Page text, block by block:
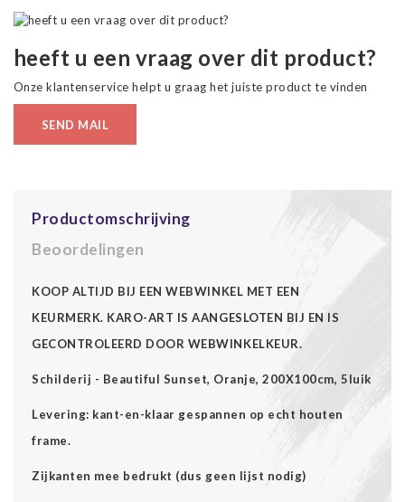
heeft u een vraag over dit product?
Onze klantenservice helpt u graag het juiste product te vinden
SEND MAIL
Productomschrijving
Beoordelingen
KOOP ALTIJD BIJ EEN WEBWINKEL MET EEN
KEURMERK. KARO-ART IS AANGESLOTEN BIJ EN IS
GECONTROLEERD DOOR WEBWINKELKEUR.
Schilderij - Beautiful Sunset, Oranje, 200X100cm, 5luik
Levering: kant-en-klaar gespannen op echt houten
frame.
Zijkanten mee bedrukt (dus geen lijst nodig)